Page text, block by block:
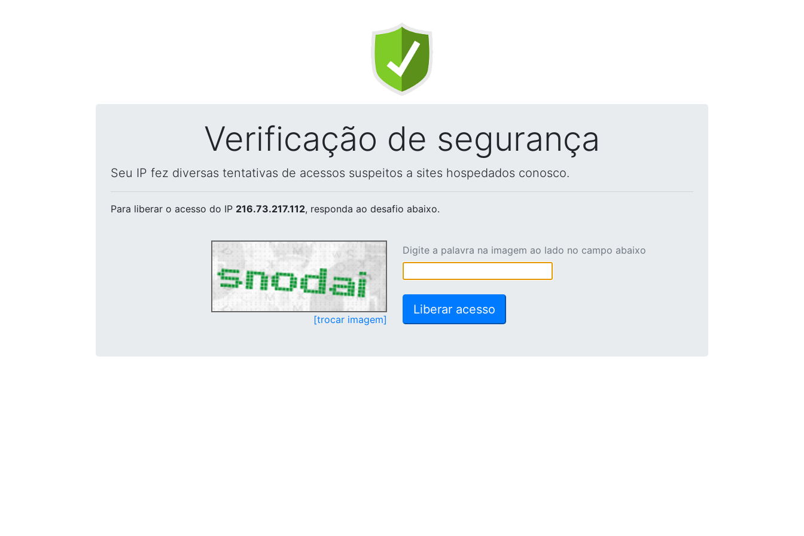
Verificação de segurança
Seu IP fez diversas tentativas de acessos suspeitos a sites hospedados conosco.
Para liberar o acesso do IP 216.73.217.112, responda ao desafio abaixo.
[trocar imagem]
Digite a palavra na imagem ao lado no campo abaixo